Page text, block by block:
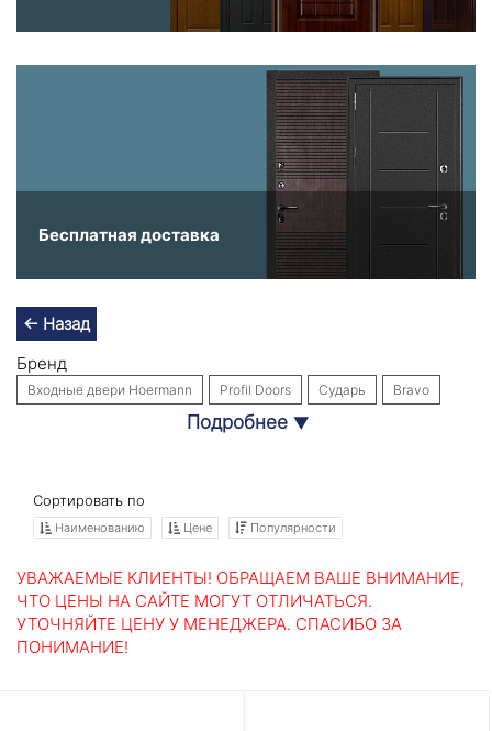
Бесплатная доставка
← Назад
Бренд
Входные двери Hoermann Profil Doors Сударь Bravo
Входные двери Labirint Doors Интекрон
Назначение
В квартиру В дом Утепленные В коттедж
В общий коридор Для загородного дома Наружные
С шумоизоляцией Взломостойкие
Материал отделки
Подробнее ▼
Сортировать по
Наименованию Цене Популярности
УВАЖАЕМЫЕ КЛИЕНТЫ! ОБРАЩАЕМ ВАШЕ ВНИМАНИЕ,
ЧТО ЦЕНЫ НА САЙТЕ МОГУТ ОТЛИЧАТЬСЯ.
УТОЧНЯЙТЕ ЦЕНУ У МЕНЕДЖЕРА. СПАСИБО ЗА
ПОНИМАНИЕ!